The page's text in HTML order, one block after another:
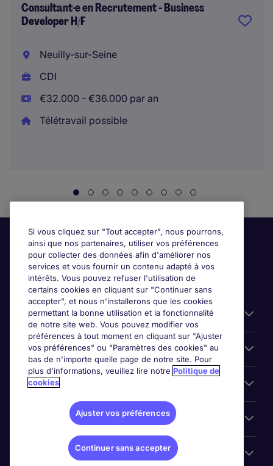
Consultant·e en Recrutement - Business
Developer H/F
Neuilly-sur-Seine
CDI
€32.000 - €36.000 par an
Télétravail possible
Candidats
Entreprises
Contact
Les avis Google
Nos offres d'emploi
Si vous cliquez sur "Tout accepter", nous pourrons,
ainsi que nos partenaires, utiliser vos préférences
pour collecter des données afin d'améliorer nos
services et vous fournir un contenu adapté à vos
intérêts. Vous pouvez refuser l'utilisation de
certains cookies en cliquant sur "Continuer sans
accepter", et nous n'installerons que les cookies
permettant la bonne utilisation et la fonctionnalité
de notre site web. Vous pouvez modifier vos
préférences à tout moment en cliquant sur "Ajuster
vos préférences" ou "Paramètres des cookies" au
bas de n'importe quelle page de notre site. Pour
plus d'informations, veuillez lire notre Politique de
cookies
Ajuster vos préférences
Continuer sans accepter